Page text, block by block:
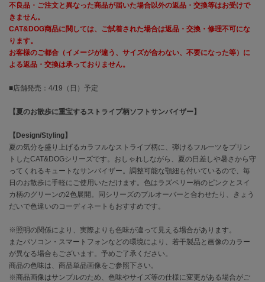
célon
セロン
Clarks Premium
クラークス
CODE A
コンバース
DANSKIN
EIMY ISTOIRE
エイミー イストワール
不良品・ご注文と異なった商品が届いた場合以外の返品・交換等はお受けで
きません。
CAT&DOG商品に関しては、ご試着された場合は返品・交換・修理不可にな
ります。
お客様のご都合（イメージが違う、サイズが合わない、不要になった等）に
よる返品・交換は承っておりません。
■店舗発売：4/19（日）予定
【夏のお散歩に重宝するストライプ柄ソフトサンバイザー】
【Design/Styling】
夏の気分を盛り上げるカラフルなストライプ柄に、弾けるフルーツをプリン
トしたCAT&DOGシリーズです。おしゃれしながら、夏の日差しや暑さから守
ってくれるキュートなサンバイザー。調整可能な顎紐も付いているので、毎
日のお散歩に手軽にご使用いただけます。色はラズベリー柄のピンクとスイ
カ柄のグリーンの2色展開。同シリーズのプルオーバーと合わせたり、きょう
だいで色違いのコーディネートもおすすめです。
※照明の関係により、実際よりも色味が違って見える場合があります。
またパソコン・スマートフォンなどの環境により、若干製品と画像のカラー
が異なる場合もございます。予めご了承ください。
商品の色味は、商品単品画像をご参照下さい。
※商品画像はサンプルのため、色味やサイズ等の仕様に変更がある場合がご